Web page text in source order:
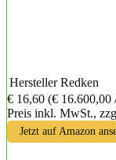
Hersteller Redken
€ 16,60 (€ 16.600,00
Preis inkl. MwSt.,
Jetzt auf Amazon